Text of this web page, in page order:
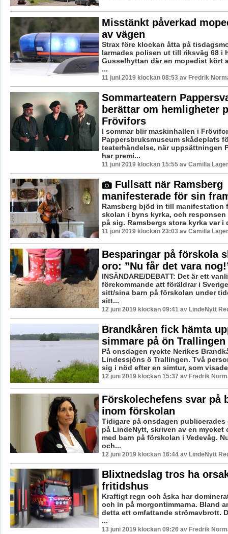
Misstänkt påverkad
av vägen
Strax före klockan åtta på
larmades polisen ut till riksväg 68 i
Gusselhyttan där en mopedist kört
...
11 juni 2019 klockan 08:53 av Fredrik
Sommarteatern
berättar om hemligheter
Frövifors
I sommar blir maskinhallen i
Pappersbruksmuseum skådeplats
teaterhändelse, när uppsättningen
har premi...
11 juni 2019 klockan 15:55 av Camilla
Fullsatt när Ramsberg
manifesterade för sin
Ramsberg bjöd in till manifestation
skolan i byns kyrka, och
på sig. Ramsbergs stora kyrka var i
11 juni 2019 klockan 23:03 av Camilla
Besparingar på förskola
oro: ”Nu får det vara
INSÄNDARE/DEBATT: Det är ett
förekommande att föräldrar i
sitt/sina barn på förskolan under
sitt...
12 juni 2019 klockan 09:41 av LindeNytt
Brandkåren fick hämta
simmare på ön Trallingen
På onsdagen ryckte Nerikes
Lindessjöns ö Trallingen. Två
sig i nöd efter en simtur, som
12 juni 2019 klockan 15:37 av Fredrik
Förskolechefens svar på
inom förskolan
Tidigare på onsdagen publicerades
på LindeNytt, skriven av en mycket
med barn på förskolan i Vedevåg.
och...
12 juni 2019 klockan 16:44 av LindeNytt
Blixtnedslag tros ha
fritidshus
Kraftigt regn och åska har
och in på morgontimmarna. Bland
detta ett omfattande strömavbrott.
...
13 juni 2019 klockan 09:26 av Fredrik